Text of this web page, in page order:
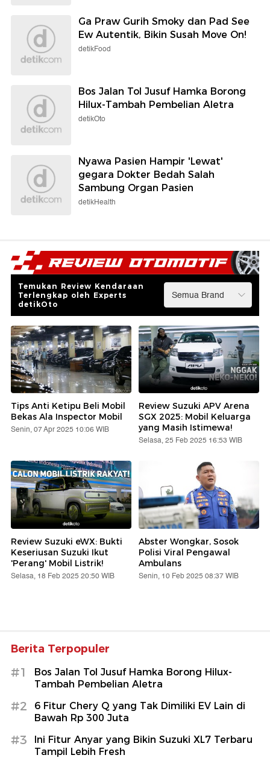
Ga Praw Gurih Smoky dan Pad See
Ew Autentik, Bikin Susah Move On!
detikFood
Bos Jalan Tol Jusuf Hamka Borong
Hilux-Tambah Pembelian Aletra
detikOto
Nyawa Pasien Hampir 'Lewat'
gegara Dokter Bedah Salah
Sambung Organ Pasien
detikHealth
Temukan Review Kendaraan
Terlengkap oleh Experts
detikOto
Tips Anti Ketipu Beli Mobil
Bekas Ala Inspector Mobil
Senin, 07 Apr 2025 10:06 WIB
Review Suzuki APV Arena
SGX 2025: Mobil Keluarga
yang Masih Istimewa!
Selasa, 25 Feb 2025 16:53 WIB
Review Suzuki eWX: Bukti
Keseriusan Suzuki Ikut
'Perang' Mobil Listrik!
Selasa, 18 Feb 2025 20:50 WIB
Abster Wongkar, Sosok
Polisi Viral Pengawal
Ambulans
Senin, 10 Feb 2025 08:37 WIB
Berita Terpopuler
#1
Bos Jalan Tol Jusuf Hamka Borong Hilux-
Tambah Pembelian Aletra
#2
6 Fitur Chery Q yang Tak Dimiliki EV Lain di
Bawah Rp 300 Juta
#3
Ini Fitur Anyar yang Bikin Suzuki XL7 Terbaru
Tampil Lebih Fresh